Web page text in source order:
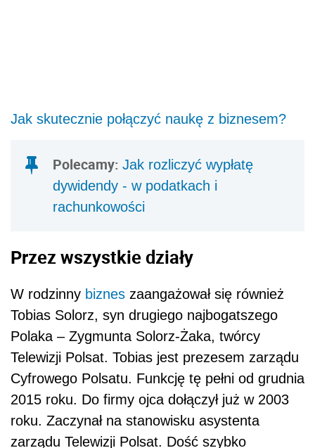
Jak skutecznie połączyć naukę z biznesem?
Polecamy: Jak rozliczyć wypłatę
dywidendy - w podatkach i
rachunkowości
Przez wszystkie działy
W rodzinny biznes zaangażował się również
Tobias Solorz, syn drugiego najbogatszego
Polaka – Zygmunta Solorz-Żaka, twórcy
Telewizji Polsat. Tobias jest prezesem zarządu
Cyfrowego Polsatu. Funkcję tę pełni od grudnia
2015 roku. Do firmy ojca dołączył już w 2003
roku. Zaczynał na stanowisku asystenta
zarządu Telewizji Polsat. Dość szybko